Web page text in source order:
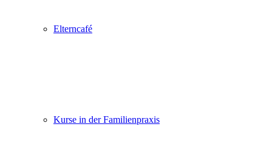
Elterncafé
Kurse in der Familienpraxis